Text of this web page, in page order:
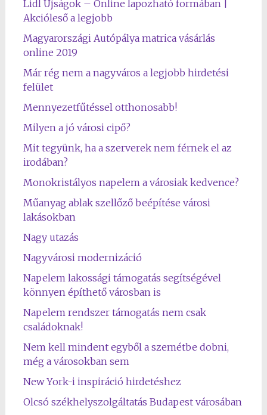
Lidl Újságok – Online lapozható formában |
Akcióleső a legjobb
Magyarországi Autópálya matrica vásárlás
online 2019
Már rég nem a nagyváros a legjobb hirdetési
felület
Mennyezetfűtéssel otthonosabb!
Milyen a jó városi cipő?
Mit tegyünk, ha a szerverek nem férnek el az
irodában?
Monokristályos napelem a városiak kedvence?
Műanyag ablak szellőző beépítése városi
lakásokban
Nagy utazás
Nagyvárosi modernizáció
Napelem lakossági támogatás segítségével
könnyen építhető városban is
Napelem rendszer támogatás nem csak
családoknak!
Nem kell mindent egyből a szemétbe dobni,
még a városokban sem
New York-i inspiráció hirdetéshez
Olcsó székhelyszolgáltatás Budapest városában